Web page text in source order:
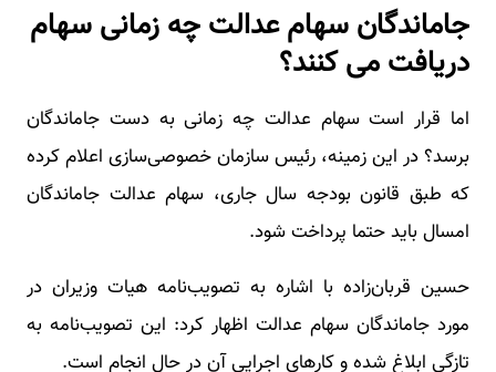
جاماندگان سهام عدالت چه زمانی سهام
دریافت می کنند؟
اما قرار است سهام عدالت چه زمانی به دست جاماندگان
برسد؟ در این زمینه، رئیس سازمان خصوصی‌سازی اعلام کرده
که طبق قانون بودجه سال جاری، سهام عدالت جاماندگان
امسال باید حتما پرداخت شود.
حسین قربان‌زاده با اشاره به تصویب‌نامه هیات وزیران در
مورد جاماندگان سهام عدالت اظهار کرد: این تصویب‌نامه به
تازگی ابلاغ شده و کارهای اجرایی آن در حال انجام است.